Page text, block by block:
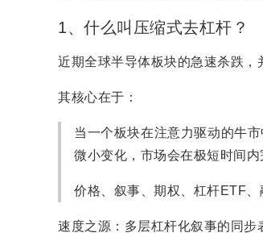
1、什么叫压缩式去杠杆？
近期全球半导体板块的急速杀跌，
其核心在于：
当一个板块在注意力驱动的牛
微小变化，市场会在极短时间
价格、叙事、期权、杠杆ETF、
速度之源：多层杠杆化叙事的同步